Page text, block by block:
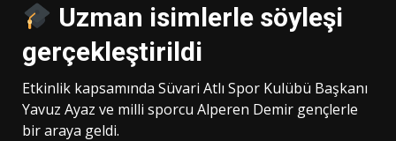
Uzman isimlerle söyleşi
gerçekleştirildi
Etkinlik kapsamında Süvari Atlı Spor Kulübü Başkanı
Yavuz Ayaz ve milli sporcu Alperen Demir gençlerle
bir araya geldi.